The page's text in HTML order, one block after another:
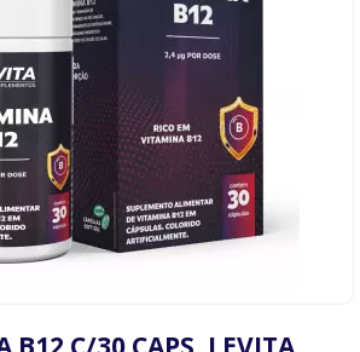
gerar energia celular.
Envolvida na síntese de neurotransmissores como
a prevenir depressão e déficits
neurológico do feto.
em alimentos de origem animal:
e laticínios. A suplementação é frequentemente
veganos, idosos ou pessoas com problemas
ou uso de metformina). A deficiência pode